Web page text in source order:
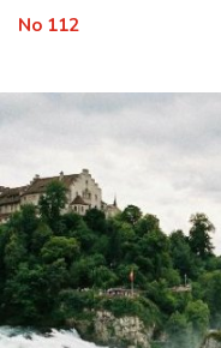
No 112